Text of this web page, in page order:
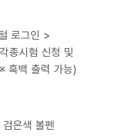
로그인 >
종시험 신청 및
흑백 출력 가능)
은색 볼펜